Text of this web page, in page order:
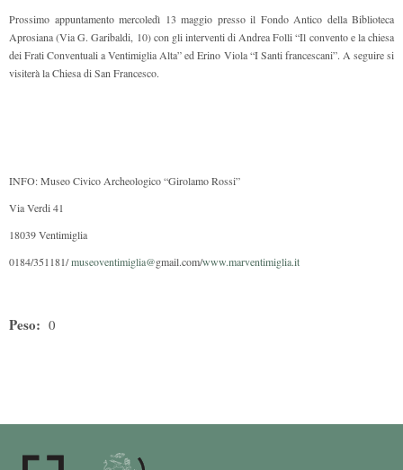
Prossimo appuntamento mercoledì 13 maggio presso il Fondo Antico della Biblioteca
Aprosiana (Via G. Garibaldi, 10) con gli interventi di Andrea Folli “Il convento e la chiesa
dei Frati Conventuali a Ventimiglia Alta” ed Erino Viola “I Santi francescani”. A seguire si
visiterà la Chiesa di San Francesco.
INFO: Museo Civico Archeologico “Girolamo Rossi”
Via Verdi 41
18039 Ventimiglia
0184/351181/museoventimiglia@gmail.com/www.marventimiglia.it
Peso: 0